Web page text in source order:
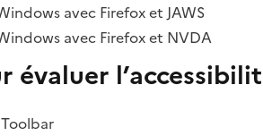
avec Firefox et JAWS
avec Firefox et NVDA
évaluer